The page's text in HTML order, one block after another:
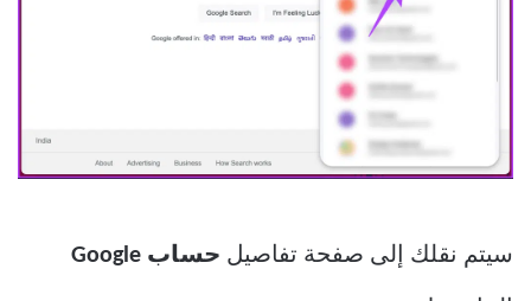
سيتم نقلك إلى صفحة تفاصيل حساب Google